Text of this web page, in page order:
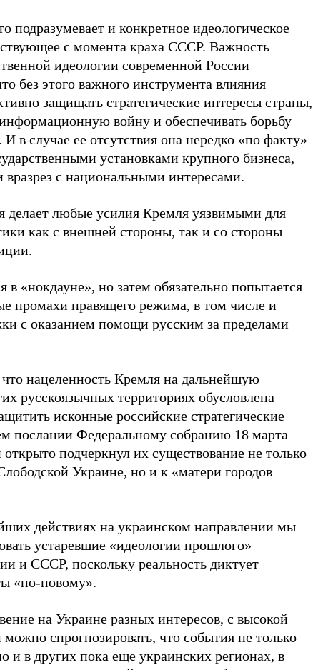
подразумевает и конкретное идеологическое
с момента краха СССР. Важность
идеологии современной России
без этого важного инструмента влияния
защищать стратегические интересы страны,
войну и обеспечивать борьбу
в случае ее отсутствия она нередко «по факту»
установками крупного бизнеса,
с национальными интересами.
делает любые усилия Кремля уязвимыми для
как с внешней стороны, так и со стороны
в «нокдауне», но затем обязательно попытается
промахи правящего режима, в том числе и
с оказанием помощи русским за пределами
что нацеленность Кремля на дальнейшую
русскоязычных территориях обусловлена
исконные российские стратегические
послании Федеральному собранию 18 марта
подчеркнул их существование не только
Украине, но и к «матери городов
действиях на украинском направлении мы
устаревшие «идеологии прошлого»
и СССР, поскольку реальность диктует
«по-новому».
на Украине разных интересов, с высокой
можно спрогнозировать, что события не только
и в других пока еще украинских регионах, в